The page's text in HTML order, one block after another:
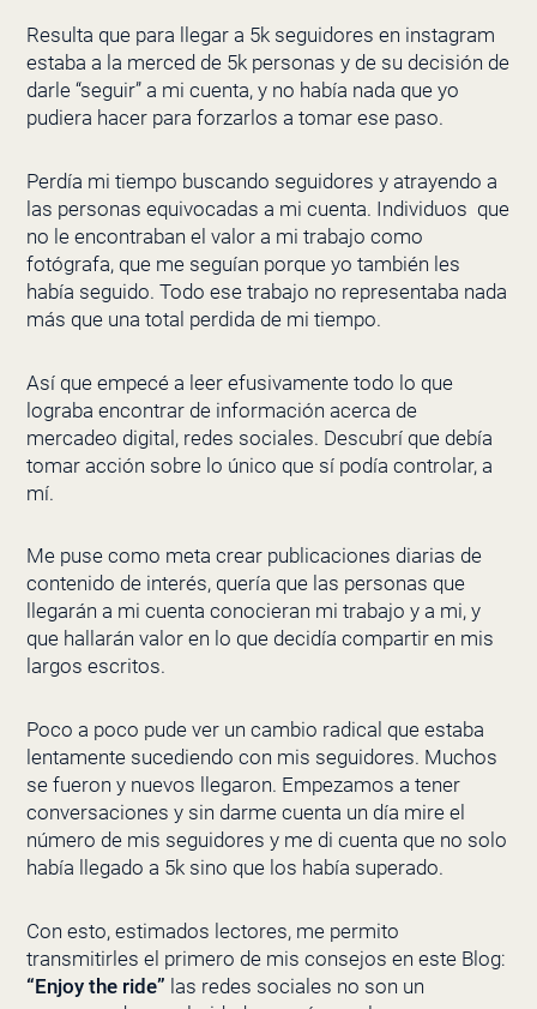
Resulta que para llegar a 5k seguidores en instagram
estaba a la merced de 5k personas y de su decisión de
darle “seguir” a mi cuenta, y no había nada que yo
pudiera hacer para forzarlos a tomar ese paso.
Perdía mi tiempo buscando seguidores y atrayendo a
las personas equivocadas a mi cuenta. Individuos que
no le encontraban el valor a mi trabajo como
fotógrafa, que me seguían porque yo también les
había seguido. Todo ese trabajo no representaba nada
más que una total perdida de mi tiempo.
Así que empecé a leer efusivamente todo lo que
lograba encontrar de información acerca de
mercadeo digital, redes sociales. Descubrí que debía
tomar acción sobre lo único que sí podía controlar, a
mí.
Me puse como meta crear publicaciones diarias de
contenido de interés, quería que las personas que
llegarán a mi cuenta conocieran mi trabajo y a mi, y
que hallarán valor en lo que decidía compartir en mis
largos escritos.
Poco a poco pude ver un cambio radical que estaba
lentamente sucediendo con mis seguidores. Muchos
se fueron y nuevos llegaron. Empezamos a tener
conversaciones y sin darme cuenta un día mire el
número de mis seguidores y me di cuenta que no solo
había llegado a 5k sino que los había superado.
Con esto, estimados lectores, me permito
transmitirles el primero de mis consejos en este Blog:
“Enjoy the ride” las redes sociales no son un